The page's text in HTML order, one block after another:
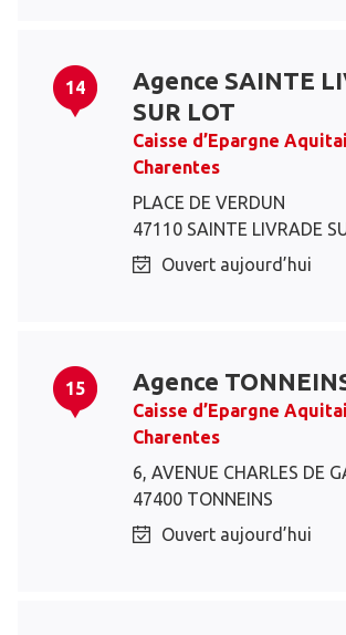
14
Agence SAINTE
SUR LOT
Caisse d’Epargne
Charentes
PLACE DE VERDUN
47110 SAINTE LIVRADE
Ouvert aujourd’hui
15 Agence
Caisse d’Epargne
Charentes
6, AVENUE CHARLES DE
47400 TONNEINS
Ouvert aujourd’hui